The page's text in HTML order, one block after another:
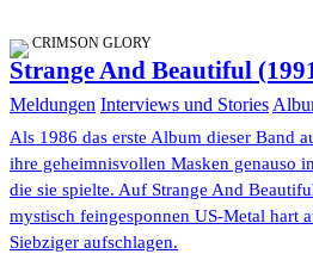
CRIMSON GLORY
Strange And Beautiful
Meldungen Interviews und Stories
Als 1986 das erste Album dieser Band
ihre geheimnisvollen Masken genauso
die sie spielte. Auf Strange And
mystisch feingesponnen US-Metal hart
Siebziger aufschlagen.